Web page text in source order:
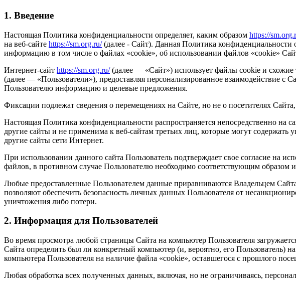
1. Введение
Настоящая Политика конфиденциальности определяет, каким образом https://
на веб-сайте https://sm.org.ru/(далее - Сайт). Данная Политика
информацию в том числе о файлах «cookie», об использовании файлов «cookie»
Интернет-сайт https://sm.org.ru/(далее — «Сайт») использует файлы cookie и схожие
(далее — «Пользователи»), предоставляя персонализированное взаимодействие
Пользователю информацию и целевые предложения.
Фиксации подлежат сведения о перемещениях на Сайте, но не о посетителях
Настоящая Политика конфиденциальности распространяется непосредственно на
другие сайты и не применима к веб-сайтам третьих лиц, которые могут
другие сайты сети Интернет.
При использовании данного сайта Пользователь подтверждает свое согласие на
файлов, в противном случае Пользователю необходимо соответствующим образом
Любые предоставленные Пользователем данные приравниваются Владельцем
позволяют обеспечить безопасность личных данных Пользователя от
уничтожения либо потери.
2. Информация для Пользователей
Во время просмотра любой страницы Сайта на компьютер Пользователя
Сайта определить был ли конкретный компьютер (и, вероятно, его Пользователь)
компьютера Пользователя на наличие файла «cookie», оставшегося с прошлого
Любая обработка всех полученных данных, включая, но не ограничиваясь,